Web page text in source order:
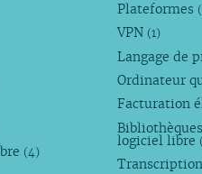
(4)
Plateformes
VPN (1)
Langage de
Ordinateur
Facturation
logiciel libre